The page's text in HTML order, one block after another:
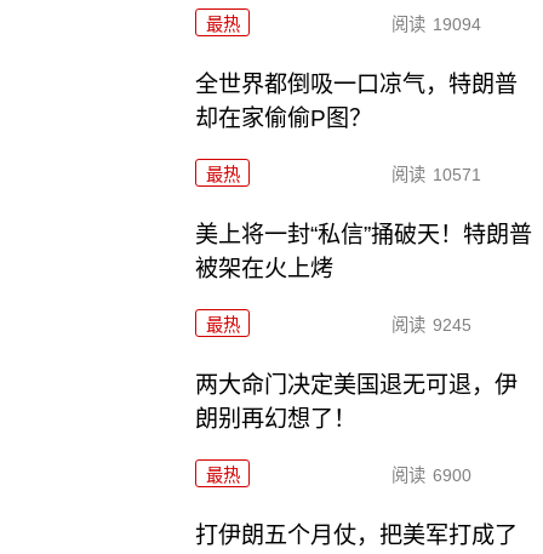
最热 阅读 19094
全世界都倒吸一口凉气，特朗普
却在家偷偷P图？
最热 阅读 10571
美上将一封“私信”捅破天！特朗普
被架在火上烤
最热 阅读 9245
两大命门决定美国退无可退，伊
朗别再幻想了！
最热 阅读 6900
打伊朗五个月仗，把美军打成了